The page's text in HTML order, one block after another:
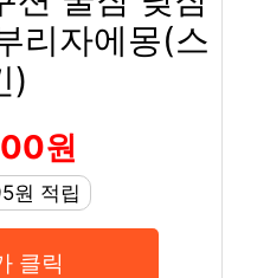
리자에몽(스
)
원
원 적립
클릭